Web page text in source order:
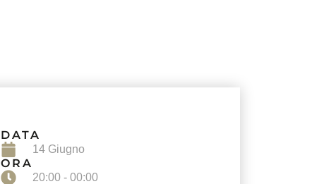
DATA
14 Giugno
ORA
20:00 - 00:00